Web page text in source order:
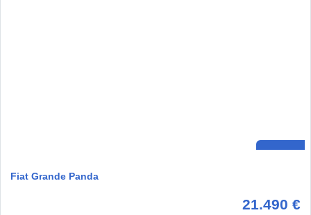
Fiat Grande Panda
21.490 €